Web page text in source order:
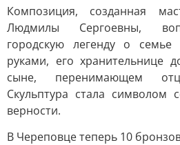
Композиция, созданная
Людмилы Сергоевны,
городскую легенду о
руками, его хранительнице
сыне, перенимающем
Скульптура стала символом
верности.
В Череповце теперь 10